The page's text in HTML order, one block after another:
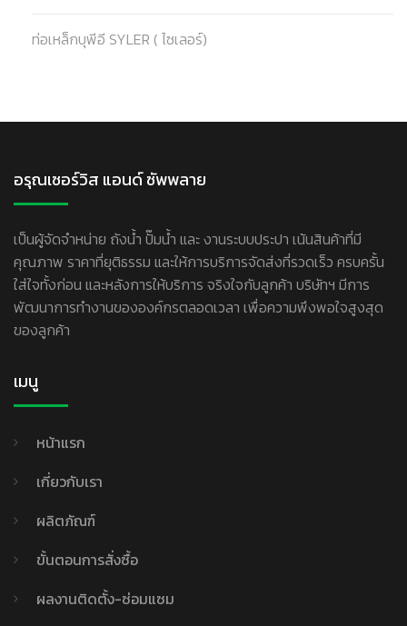
ท่อเหล็กบุพีอี SYLER ( ไซเลอร์)
อรุณเซอร์วิส แอนด์ ซัพพลาย
เป็นผู้จัดจำหน่าย ถังน้ำ ปั๊มน้ำ และ งานระบบประปา เน้นสินค้าที่มี
คุณภาพ ราคาที่ยุติธรรม และให้การบริการจัดส่งที่รวดเร็ว ครบครั้น
ใส่ใจทั้งก่อน และหลังการให้บริการ จริงใจกับลูกค้า บริษัทฯ มีการ
พัฒนาการทำงานขององค์กรตลอดเวลา เพื่อความพึงพอใจสูงสุด
ของลูกค้า
เมนู
หน้าแรก
เกี่ยวกับเรา
ผลิตภัณฑ์
ขั้นตอนการสั่งซื้อ
ผลงานติดตั้ง-ซ่อมแซม